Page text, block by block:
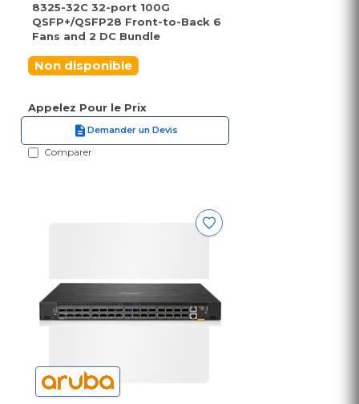
8325-32C 32-port 100G
QSFP+/QSFP28 Front-to-Back 6
Fans and 2 DC Bundle
Non disponible
Appelez Pour le Prix
Demander un Devis
Comparer